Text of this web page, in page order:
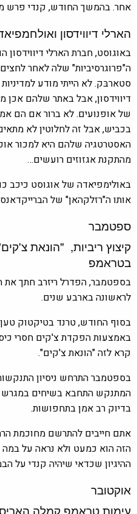
אחר. בהמשך החודש, קנדי פרש
הארלי דיווידסון
באוגוסט, חברת הארלי דיווידסון
ה"פרוגרסיביות" שלה לאחר
סטארבּק. לא הייתי מודע
דיווידסון, אבל באתר שלהם אכן
של אופנועים. לא ברור אם הם
בכביש, אבל זה לחלוטין לא מתאים
האסטרטגיה שלהם היא למכור
מהתקנת אגזוזים רועשים…
באולימפיאדה של אוגוסט כיכב
אותו ה"רזלקהאן" של הברייקדאנס.
ספטמבר
קיצוץ ריביות, "הונאת
בטראמפ
לראשונה בארבע שנים.
בסוף החודש, טרנד בטיקטוק
באמצעות הפקדת צ'קים חסרי
קרא לזה "הונאת צ'קים".
בספטמבר התרחש ניסיון
המתנקש התחבא בשיחים במגרש
בדיוק רב אמן בתחפושות.
אתם חייבים להתרשם מחוכמת
ההיגיון שכדאי שיהיה קנדי על
אוקטובר
עימות טראמפ קמלה האריס